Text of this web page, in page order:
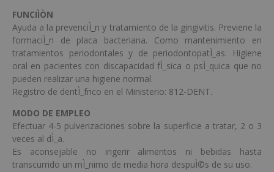
FUNCIÌÒN
Ayuda a la prevenciÌ_n y tratamiento de la gingivitis. Previene la
formaciÌ_n de placa bacteriana. Como mantenimiento en
tratamientos periodontales y de periodontopatÌ_as. Higiene
oral en pacientes con discapacidad fÌ_sica o psÌ_quica que no
pueden realizar una higiene normal.
Registro de dentÌ_frico en el Ministerio: 812-DENT.
MODO DE EMPLEO
Efectuar 4-5 pulverizaciones sobre la superficie a tratar, 2 o 3
veces al dÌ_a.
Es aconsejable no ingerir alimentos ni bebidas hasta
transcurrido un mÌ_nimo de media hora despuÌ©s de su uso.